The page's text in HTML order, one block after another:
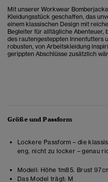
Mit unserer Workwear
Kleidungsstück geschaffen, das
einem klassischen Design mit
Begleiter für alltägliche Abenteuer,
des rautengesteppten Innenfutters
robusten, von Arbeitskleidung
gerippten Abschlüsse zusätzlich
Größe und Passform
Lockere Passform – die
eng, nicht zu locker – genau
Modell: Höhe 1m85. Brust
Das Model trägt: M